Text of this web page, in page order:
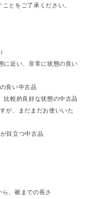
とをご了承ください。
に近い、非常に状態の良い
良い中古品
較的良好な状態の中古品
が、まだまだお使いいた
目立つ中古品
、裾までの長さ